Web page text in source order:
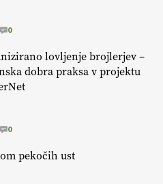
0
lovljenje brojlerjev –
dobra praksa v projektu
0
pekočih ust